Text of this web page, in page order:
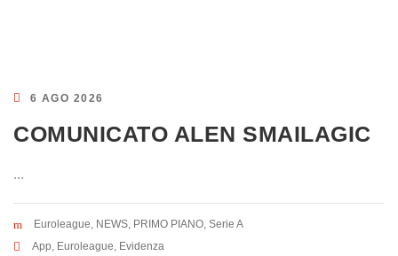
6 AGO 2026
COMUNICATO ALEN SMAILAGIC
...
Euroleague, NEWS, PRIMO PIANO, Serie A
App, Euroleague, Evidenza